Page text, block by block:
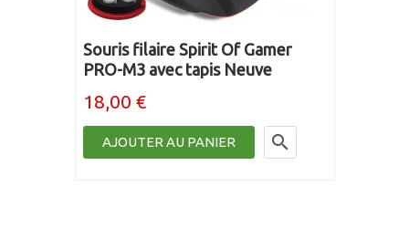
Souris filaire Spirit Of Gamer
PRO-M3 avec tapis Neuve
18,00 €
AJOUTER AU PANIER 